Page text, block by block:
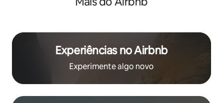
Experiências no Airbnb
Experimente algo novo